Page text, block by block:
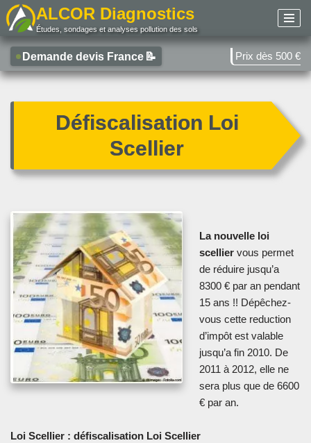
au
contenu
ALCOR Diagnostics
Études, sondages et analyses pollution des sols
Demande devis France 📝 Prix dès 500 €
Défiscalisation Loi
Scellier
La nouvelle loi
scellier vous permet
de réduire jusqu’a
8300 € par an pendant
15 ans !! Dépêchez-
vous cette reduction
d’impôt est valable
jusqu’a fin 2010. De
2011 à 2012, elle ne
sera plus que de 6600
€ par an.
Loi Scellier : défiscalisation Loi Scellier